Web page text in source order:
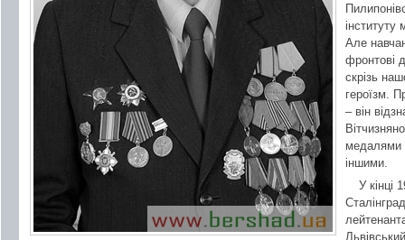
інституту
Але
фронтові
скрізь
героїзм.
– він
медалями
іншими.
У кінці